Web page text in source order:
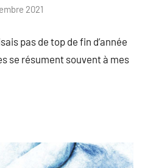
2021
pas de top de fin d’année
se résument souvent à mes